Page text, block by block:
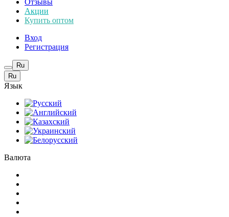
Отзывы
Акции
Купить оптом
Вход
Регистрация
Ru
Ru
Язык
Валюта